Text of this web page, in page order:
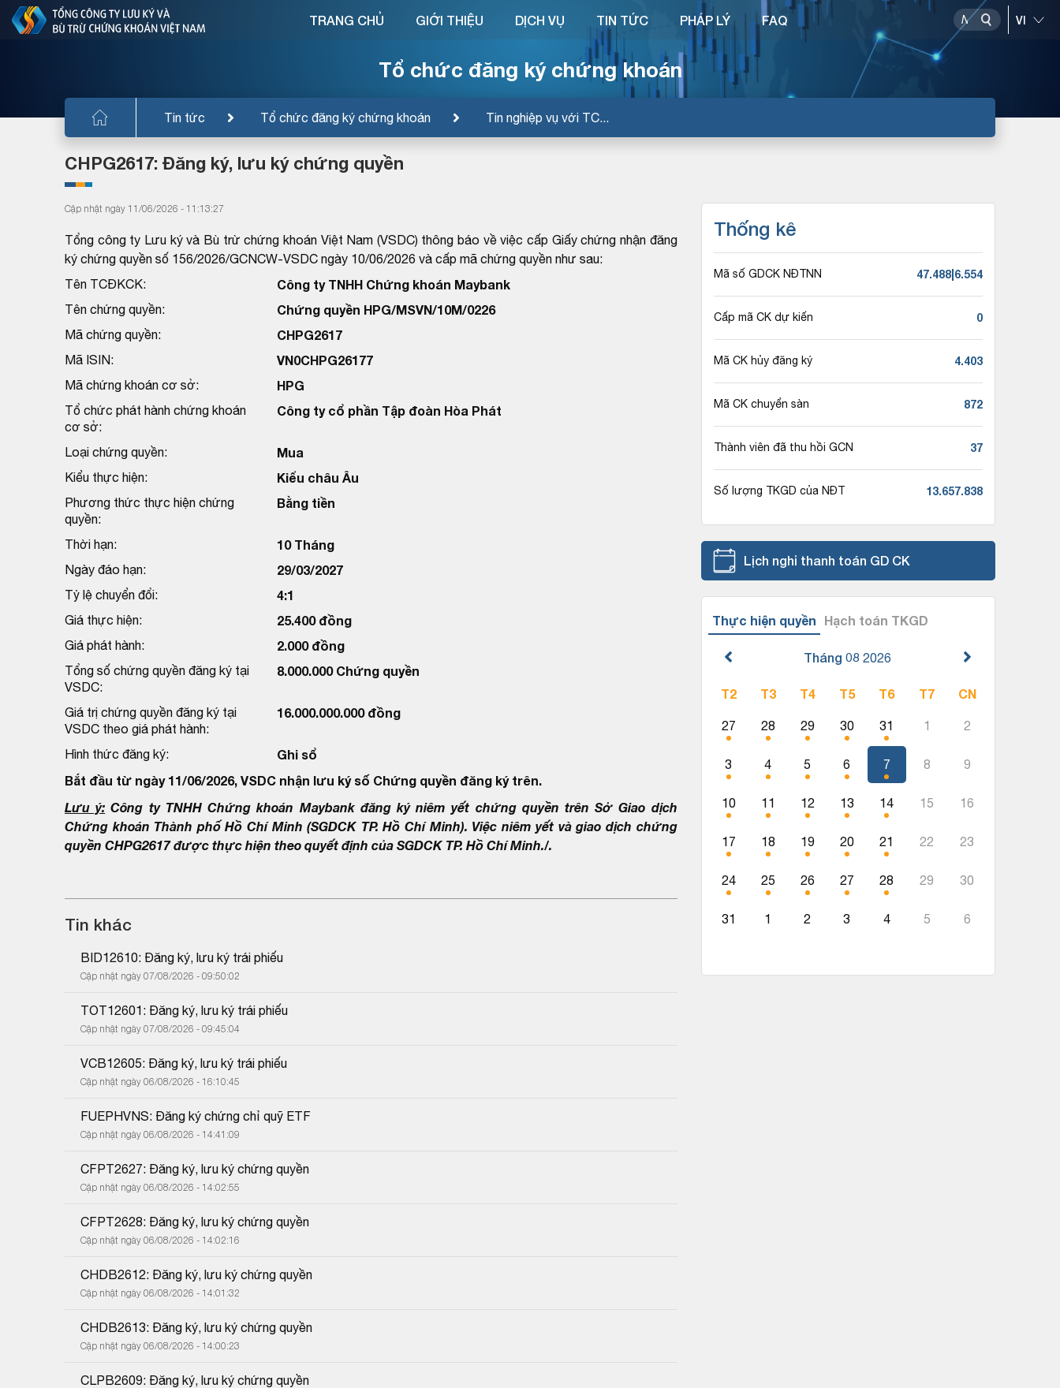
Tổ chức đăng ký chứng khoán
Tin tức Tổ chức đăng ký chứng khoán Tin nghiệp vụ với TC...
TRANG CHỦ GIỚI THIỆU DỊCH VỤ TIN TỨC PHÁP LÝ FAQ
CHPG2617: Đăng ký, lưu ký chứng quyền
Cập nhật ngày 11/06/2026 - 11:13:27
Tổng công ty Lưu ký và Bù trừ chứng khoán Việt Nam (VSDC) thông báo về việc cấp Giấy chứng nhận đăng
ký chứng quyền số 156/2026/GCNCW-VSDC ngày 10/06/2026 và cấp mã chứng quyền như sau:
Tên TCĐKCK:
Công ty TNHH Chứng khoán Maybank
Tên chứng quyền: Chứng quyền HPG/MSVN/10M/0226
Mã chứng quyền: CHPG2617
Mã ISIN: VN0CHPG26177
Mã chứng khoán cơ sở: HPG
Tổ chức phát hành chứng khoán
cơ sở:
Công ty cổ phần Tập đoàn Hòa Phát
Loại chứng quyền: Mua
Kiểu thực hiện: Kiểu châu Âu
Phương thức thực hiện chứng
quyền:
Bằng tiền
Thời hạn: 10 Tháng
Ngày đáo hạn: 29/03/2027
Tỷ lệ chuyển đổi: 4:1
Giá thực hiện: 25.400 đồng
Giá phát hành: 2.000 đồng
Tổng số chứng quyền đăng ký tại
VSDC:
8.000.000 Chứng quyền
Giá trị chứng quyền đăng ký tại
VSDC theo giá phát hành:
16.000.000.000 đồng
Hình thức đăng ký:
Ghi sổ
Bắt đầu từ ngày 11/06/2026, VSDC nhận lưu ký số Chứng quyền đăng ký trên.
Lưu ý: Công ty TNHH Chứng khoán Maybank đăng ký niêm yết chứng quyền trên Sở Giao dịch
Chứng khoán Thành phố Hồ Chí Minh (SGDCK TP. Hồ Chí Minh). Việc niêm yết và giao dịch chứng
quyền CHPG2617 được thực hiện theo quyết định của SGDCK TP. Hồ Chí Minh./.
Tin khác
BID12610: Đăng ký, lưu ký trái phiếu
Cập nhật ngày 07/08/2026 - 09:50:02
TOT12601: Đăng ký, lưu ký trái phiếu
Cập nhật ngày 07/08/2026 - 09:45:04
VCB12605: Đăng ký, lưu ký trái phiếu
Cập nhật ngày 06/08/2026 - 16:10:45
FUEPHVNS: Đăng ký chứng chỉ quỹ ETF
Cập nhật ngày 06/08/2026 - 14:41:09
CFPT2627: Đăng ký, lưu ký chứng quyền
Cập nhật ngày 06/08/2026 - 14:02:55
CFPT2628: Đăng ký, lưu ký chứng quyền
Cập nhật ngày 06/08/2026 - 14:02:16
CHDB2612: Đăng ký, lưu ký chứng quyền
Cập nhật ngày 06/08/2026 - 14:01:32
CHDB2613: Đăng ký, lưu ký chứng quyền
Cập nhật ngày 06/08/2026 - 14:00:23
CLPB2609: Đăng ký, lưu ký chứng quyền
Thống kê
Mã số GDCK NĐTNN 47.488|6.554
Cấp mã CK dự kiến 0
Mã CK hủy đăng ký 4.403
Mã CK chuyển sàn 872
Thành viên đã thu hồi GCN 37
Số lượng TKGD của NĐT 13.657.838
Lịch nghỉ thanh toán GD CK
Thực hiện quyền Hạch toán TKGD
Tháng 08 2026
T2 T3 T4 T5 T6 T7 CN
27 28 29 30 31 1 2
3 4 5 6 7 8 9
10 11 12 13 14 15 16
17 18 19 20 21 22 23
24 25 26 27 28 29 30
31 1 2 3 4 5 6